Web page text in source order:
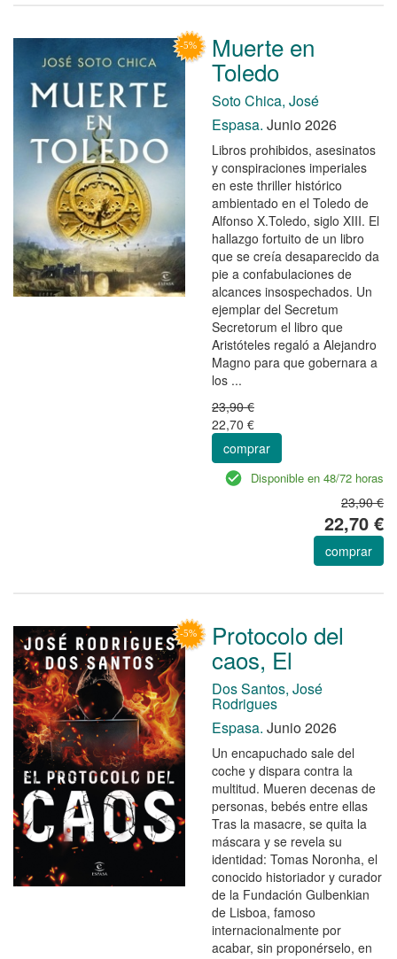
Muerte en
Toledo
Soto Chica, José
Espasa. Junio 2026
Libros prohibidos, asesinatos
y conspiraciones imperiales
en este thriller histórico
ambientado en el Toledo de
Alfonso X.Toledo, siglo XIII. El
hallazgo fortuito de un libro
que se creía desaparecido da
pie a confabulaciones de
alcances insospechados. Un
ejemplar del Secretum
Secretorum el libro que
Aristóteles regaló a Alejandro
Magno para que gobernara a
los ...
23,90 €
22,70 €
comprar
Disponible en 48/72 horas
23,90 €
22,70 €
comprar
Protocolo del
caos, El
Dos Santos, José
Rodrigues
Espasa. Junio 2026
Un encapuchado sale del
coche y dispara contra la
multitud. Mueren decenas de
personas, bebés entre ellas
Tras la masacre, se quita la
máscara y se revela su
identidad: Tomas Noronha, el
conocido historiador y curador
de la Fundación Gulbenkian
de Lisboa, famoso
internacionalmente por
acabar, sin proponérselo, en